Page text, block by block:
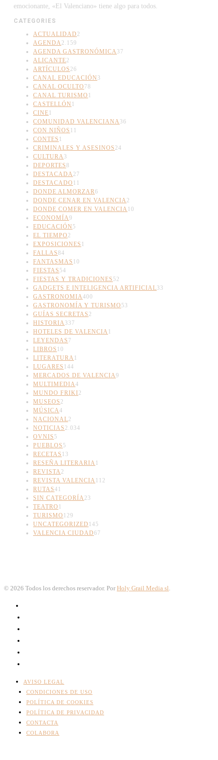
emocionante, «El Valenciano» tiene algo para todos.
CATEGORIES
ACTUALIDAD 2
AGENDA2.159
AGENDA GASTRONÓMICA37
ALICANTE2
ARTÍCULOS 26
CANAL EDUCACIÓN 3
CANAL OCULTO 78
CANAL TURISMO 1
CASTELLÓN 1
CINE1
COMUNIDAD VALENCIANA36
CON NIÑOS 11
CONTES 1
CRIMINALES Y ASESINOS 24
CULTURA3
DEPORTES8
DESTACADA27
DESTACADO 11
DONDE ALMORZAR6
DONDE CENAR EN VALENCIA2
DONDE COMER EN VALENCIA10
ECONOMÍA9
EDUCACIÓN 5
EL TIEMPO 2
EXPOSICIONES 1
FALLAS84
FANTASMAS 10
FIESTAS 54
FIESTAS Y TRADICIONES 52
GADGETS E INTELIGENCIA ARTIFICIAL33
GASTRONOMIA400
GASTRONOMÍA Y TURISMO 53
GUÍAS SECRETAS 2
HISTORIA337
HOTELES DE VALENCIA1
LEYENDAS 7
LIBROS 10
LITERATURA1
LUGARES 144
MERCADOS DE VALENCIA9
MULTIMEDIA4
MUNDO FRIKI2
MUSEOS 2
MÚSICA4
NACIONAL2
NOTICIAS 2.034
OVNIS 5
PUEBLOS 5
RECETAS 13
RESEÑA LITERARIA1
REVISTA2
REVISTA VALENCIA112
RUTAS41
SIN CATEGORÍA23
TEATRO 1
TURISMO 129
UNCATEGORIZED 145
VALENCIA CIUDAD67
© 2026 Todos los derechos reservador. Por Holy Grail Media sl
AVISO LEGAL
CONDICIONES DE USO
POLÍTICA DE COOKIES
POLÍTICA DE PRIVACIDAD
CONTACTA
COLABORA